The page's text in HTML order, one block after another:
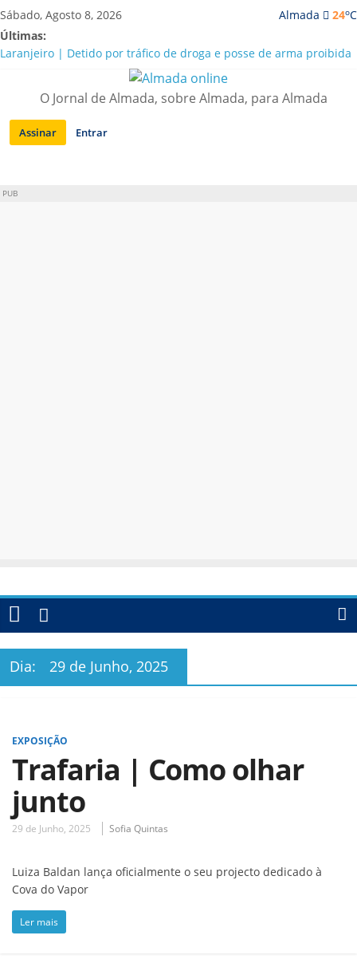
Saltar
para
conteúdo
Almada 24oC
Sábado, Agosto 8, 2026
Últimas:
Laranjeiro | Detido por tráfico de droga e posse de arma proibida
A “crise” da água em Almada: ilações e ensinamentos necessários
Costa da Caparica | Polícia Marítima e ASAE detectam
irregularidades em habitações e restaurantes
APA diz que falta de água em Almada “foi um problema de má
O Jornal de Almada, sobre Almada, para Almada
Assinar Entrar
PUB
Dia: 29 de Junho, 2025
EXPOSIÇÃO
Trafaria | Como olhar
junto
29 de Junho, 2025 Sofia Quintas
Luiza Baldan lança oficialmente o seu projecto dedicado à
Cova do Vapor
Ler mais